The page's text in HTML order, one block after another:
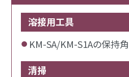
溶接用工具
KM-SA/KM-S1Aの保持
清掃